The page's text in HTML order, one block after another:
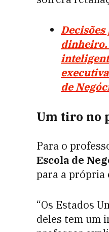
dinheiro.
de
Um tiro no
Para o
Escola de
para a própria
“Os Estados
deles tem um